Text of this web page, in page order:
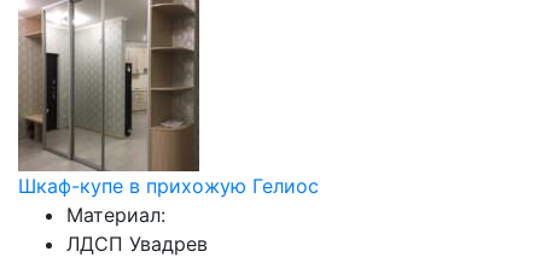
Шкаф-купе в прихожую Гелиос
Материал:
ЛДСП Увадрев